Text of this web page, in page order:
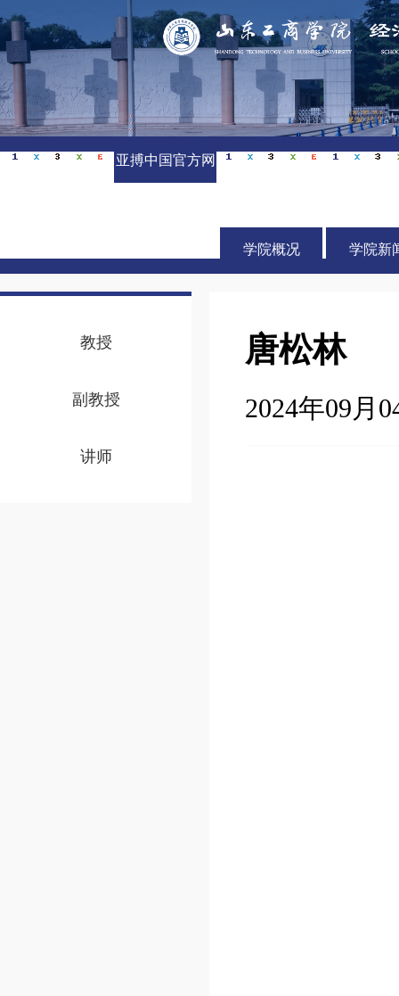
亚搏中国官方网
学院概况 学院新
教授
副教授
讲师
唐松林
2024年09月